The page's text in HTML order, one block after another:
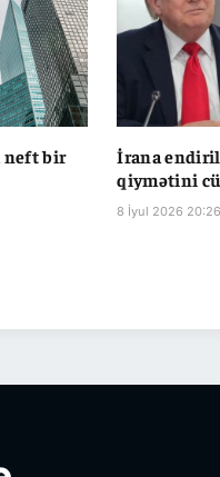
neft bir
İrana
qiymətini
8 İyul 2026 20:26